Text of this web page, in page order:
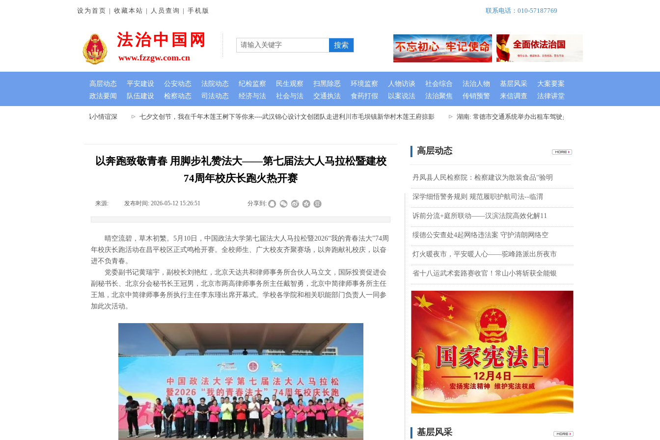
法院：排忧解难暖民心 锦旗虽小情谊深 七夕文创节，我在千年木莲王树下等你来----武汉锦心设计文创团队走进利川市毛坝镇新华村木莲王府掠影 湖南: 常德市交通系统举办出租车驾驶员创文专题培训班
法治中国网
政法要闻 队伍建设 检察动态 司法动态 经济与法 社会与法 交通执法 食药打假 以案说法 法治聚焦 传销预警 来信调查 法律讲堂
设为首页 | 收藏本站 | 人员查询 | 手机版 联系电话：010-57187769
搜索
www.fzzgw.com.cn
高层动态 平安建设 公安动态 法院动态 纪检监察 民生观察 扫黑除恶 环境监察 人物访谈 社会综合 法治人物 基层风采 大案要案
高层动态
以奔跑致敬青春 用脚步礼赞法大——第七届法大人马拉松暨建校
74周年校庆长跑火热开赛
来源: 发布时间: 2026-05-12 15:26:51 分享到:
晴空流碧，草木初繁。5月10日，中国政法大学第七届法大人马拉松暨2026“我的青春法大”74周
年校庆长跑活动在昌平校区正式鸣枪开赛。全校师生、广大校友齐聚赛场，以奔跑献礼校庆，以奋
进不负青春。
党委副书记黄瑞宇，副校长刘艳红，北京天达共和律师事务所合伙人马立文，国际投资促进会
副秘书长、北京分会秘书长王冠男，北京市两高律师事务所主任戴智勇，北京中简律师事务所主任
王旭，北京中简律师事务所执行主任李东瑾出席开幕式。学校各学院和相关职能部门负责人一同参
加此次活动。
丹凤县人民检察院：检察建议为散装食品“验明
深学细悟警务规则 规范履职护航司法--临渭
诉前分流+庭所联动——汉滨法院高效化解11
绥德公安查处4起网络违法案 守护清朗网络空
灯火暖夜市，平安暖人心——驼峰路派出所夜市
省十八运武术套路赛收官！常山小将斩获全能银
基层风采